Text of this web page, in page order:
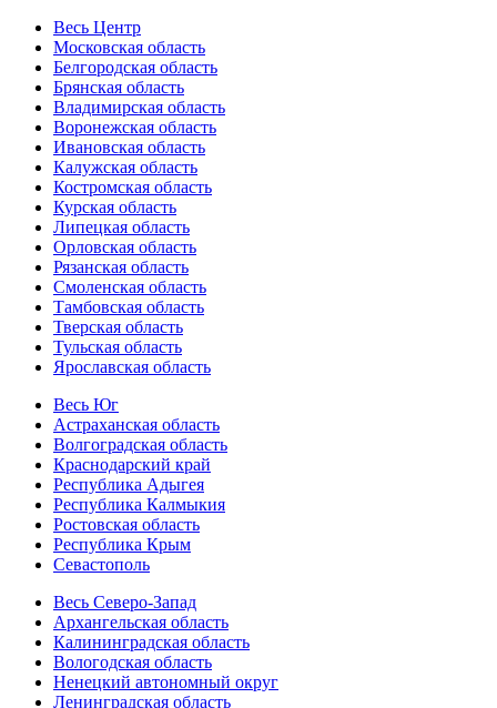
Весь Центр
Московская область
Белгородская область
Брянская область
Владимирская область
Воронежская область
Ивановская область
Калужская область
Костромская область
Курская область
Липецкая область
Орловская область
Рязанская область
Смоленская область
Тамбовская область
Тверская область
Тульская область
Ярославская область
Весь Юг
Астраханская область
Волгоградская область
Краснодарский край
Республика Адыгея
Республика Калмыкия
Ростовская область
Республика Крым
Севастополь
Весь Северо-Запад
Архангельская область
Калининградская область
Вологодская область
Ненецкий автономный округ
Ленинградская область